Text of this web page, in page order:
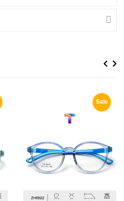
Previous
Sale
Next